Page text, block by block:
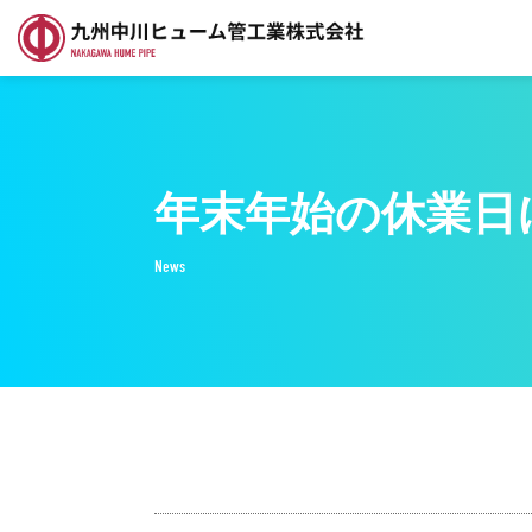
年末年始の休業
News